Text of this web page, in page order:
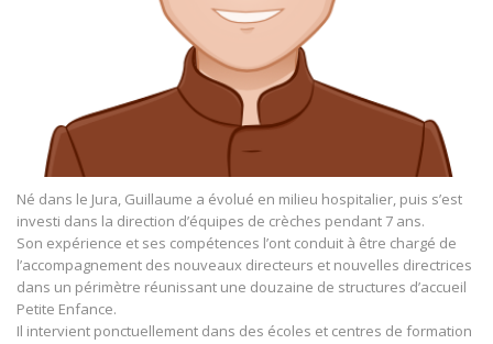
Né dans le Jura, Guillaume a évolué en milieu hospitalier, puis s’est
investi dans la direction d’équipes de crèches pendant 7 ans.
Son expérience et ses compétences l’ont conduit à être chargé de
l’accompagnement des nouveaux directeurs et nouvelles directrices
dans un périmètre réunissant une douzaine de structures d’accueil
Petite Enfance.
Il intervient ponctuellement dans des écoles et centres de formation